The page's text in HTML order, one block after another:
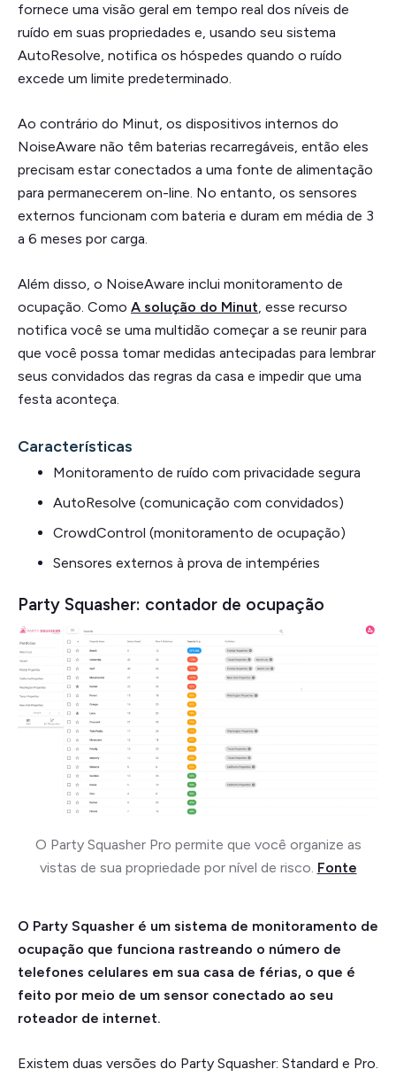
fornece uma visão geral em tempo real dos níveis de
ruído em suas propriedades e, usando seu sistema
AutoResolve, notifica os hóspedes quando o ruído
excede um limite predeterminado.
Ao contrário do Minut, os dispositivos internos do
NoiseAware não têm baterias recarregáveis, então eles
precisam estar conectados a uma fonte de alimentação
para permanecerem on-line. No entanto, os sensores
externos funcionam com bateria e duram em média de 3
a 6 meses por carga.
Além disso, o NoiseAware inclui monitoramento de
ocupação. Como A solução do Minut, esse recurso
notifica você se uma multidão começar a se reunir para
que você possa tomar medidas antecipadas para lembrar
seus convidados das regras da casa e impedir que uma
festa aconteça.
Características
Monitoramento de ruído com privacidade segura
AutoResolve (comunicação com convidados)
CrowdControl (monitoramento de ocupação)
Sensores externos à prova de intempéries
Party Squasher: contador de ocupação
O Party Squasher Pro permite que você organize as
vistas de sua propriedade por nível de risco. Fonte
O Party Squasher é um sistema de monitoramento de
ocupação que funciona rastreando o número de
telefones celulares em sua casa de férias, o que é
feito por meio de um sensor conectado ao seu
roteador de internet.
Existem duas versões do Party Squasher: Standard e Pro.